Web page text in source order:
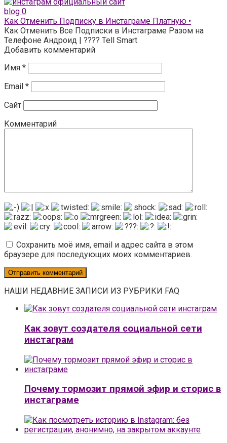
blog 0
Как Отменить Подписку в Инстаграме Платную •
Как Отменить Все Подписки в Инстаграме Разом на
Телефоне Андроид | ???? Tell Smart
Добавить комментарий
Имя *
Email *
Сайт
Комментарий
Сохранить моё имя, email и адрес сайта в этом
браузере для последующих моих комментариев.
НАШИ НЕДАВНИЕ ЗАПИСИ ИЗ РУБРИКИ FAQ
Как зовут создателя социальной сети
инстаграм
Почему тормозит прямой эфир и сторис в
инстаграме